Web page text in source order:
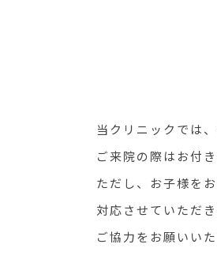
当クリニックでは
ご来院の際はお付
ただし、お子様を
対応させていただ
ご協力をお願いいた